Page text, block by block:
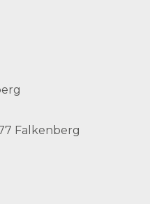
Falkenberg